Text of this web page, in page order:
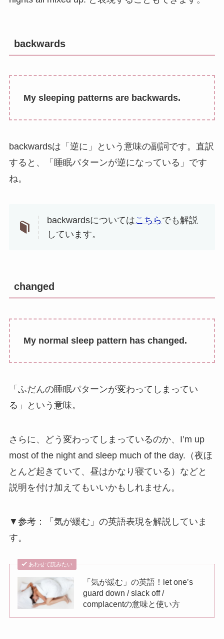
backwards
My sleeping patterns are backwards.
backwardsは「逆に」という意味の副詞です。直訳
すると、「睡眠パターンが逆になっている」です
ね。
backwardsについてはこちら でも解説
しています。
changed
My normal sleep pattern has changed.
「ふだんの睡眠パターンが変わってしまってい
る」という意味。
さらに、どう変わってしまっているのか、I’m up
most of the night and sleep much of the day.（夜ほ
とんど起きていて、昼はかなり寝ている）などと
説明を付け加えてもいいかもしれません。
▼参考：「気が緩む」の英語表現を解説していま
す。
あわせて読みたい
「気が緩む」の英語！let one’s
guard down / slack off /
complacentの意味と使い方